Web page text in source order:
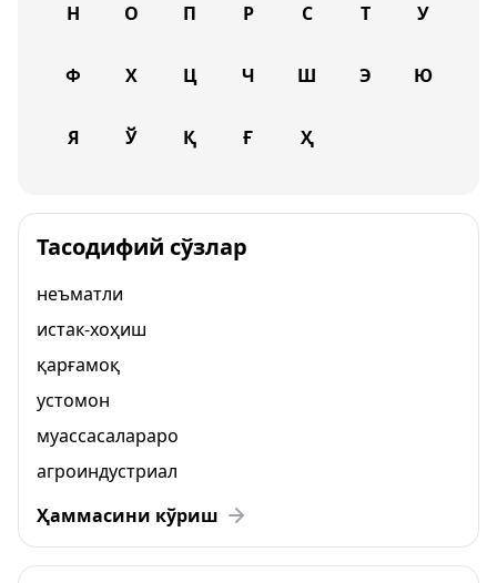
Н О П Р С Т У
Ф Х Ц Ч Ш Э Ю
Я Ў Қ Ғ Ҳ
Тасодифий сўзлар
неъматли
истак-хоҳиш
қарғамоқ
устомон
муассасалараро
агроиндустриал
Ҳаммасини кўриш